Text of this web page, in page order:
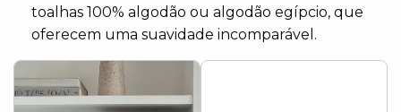
toalhas 100% algodão ou algodão egípcio, que
oferecem uma suavidade incomparável.